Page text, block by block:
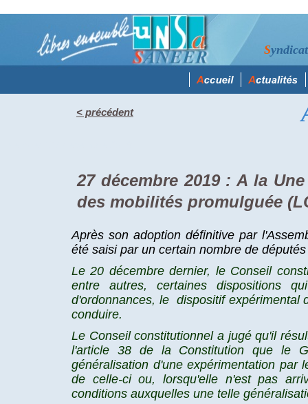
< précédent
S
27 décembre 2019 : A la
des mobilités promulguée
Après son adoption définitive par
été saisi par un certain nombre de
Le 20 décembre dernier, le Conseil
entre autres, certaines dispositions
d'ordonnances, le dispositif expérimental
conduire.
Le Conseil constitutionnel a jugé qu'il
l'article 38 de la Constitution que le
généralisation d'une expérimentation par
de celle-ci ou, lorsqu'elle n'est pas
conditions auxquelles une telle